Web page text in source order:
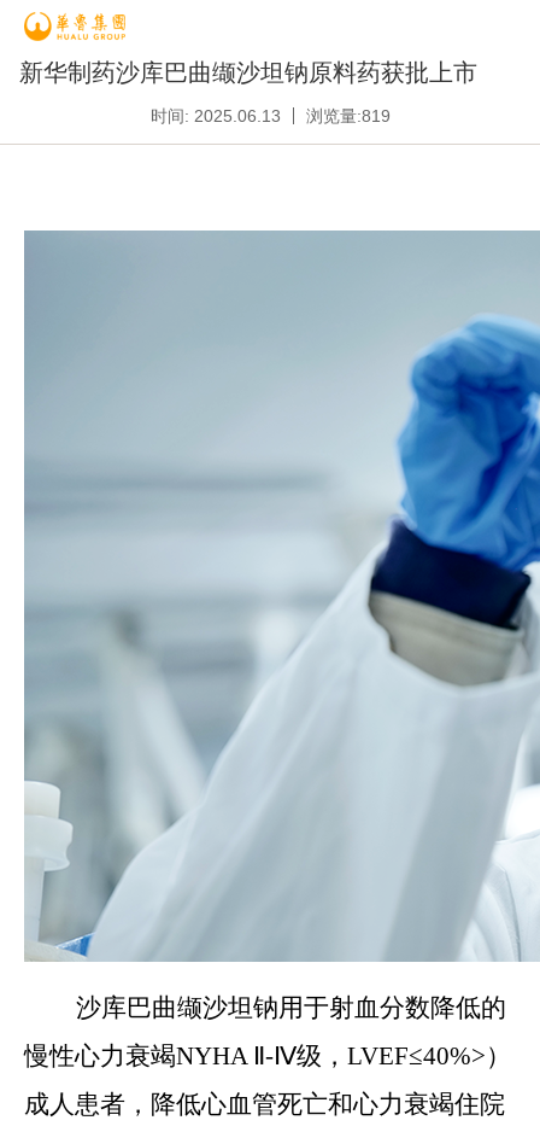
新华制药沙库巴曲缬沙坦钠原料药获批上市
时间: 2025.06.13 浏览量:819
沙库巴曲缬沙坦钠用于射血分数降低的
慢性心力衰竭NYHA Ⅱ-Ⅳ级，LVEF≤40%>）
成人患者，降低心血管死亡和心力衰竭住院